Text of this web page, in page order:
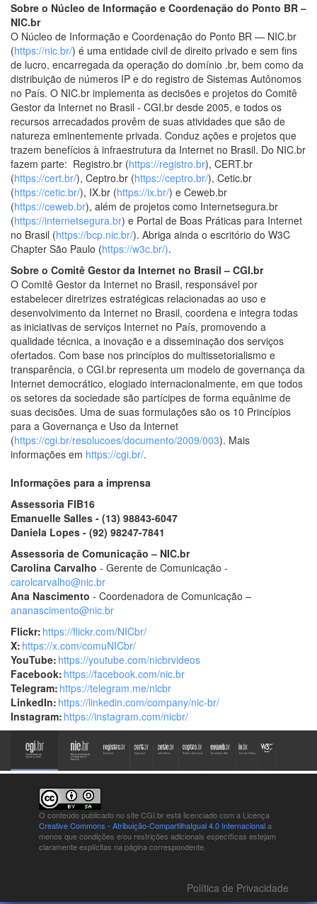
Sobre o Núcleo de Informação e Coordenação do Ponto BR –
NIC.br
O Núcleo de Informação e Coordenação do Ponto BR — NIC.br
(https://nic.br/) é uma entidade civil de direito privado e sem fins
de lucro, encarregada da operação do domínio .br, bem como da
distribuição de números IP e do registro de Sistemas Autônomos
no País. O NIC.br implementa as decisões e projetos do Comitê
Gestor da Internet no Brasil - CGI.br desde 2005, e todos os
recursos arrecadados provêm de suas atividades que são de
natureza eminentemente privada. Conduz ações e projetos que
trazem benefícios à infraestrutura da Internet no Brasil. Do NIC.br
fazem parte: Registro.br (https://registro.br), CERT.br
(https://cert.br/), Ceptro.br (https://ceptro.br/), Cetic.br
(https://cetic.br/), IX.br (https://ix.br/) e Ceweb.br
(https://ceweb.br), além de projetos como Internetsegura.br
(https://internetsegura.br) e Portal de Boas Práticas para Internet
no Brasil (https://bcp.nic.br/). Abriga ainda o escritório do W3C
Chapter São Paulo (https://w3c.br/).
Sobre o Comitê Gestor da Internet no Brasil – CGI.br
O Comitê Gestor da Internet no Brasil, responsável por
estabelecer diretrizes estratégicas relacionadas ao uso e
desenvolvimento da Internet no Brasil, coordena e integra todas
as iniciativas de serviços Internet no País, promovendo a
qualidade técnica, a inovação e a disseminação dos serviços
ofertados. Com base nos princípios do multissetorialismo e
transparência, o CGI.br representa um modelo de governança da
Internet democrático, elogiado internacionalmente, em que todos
os setores da sociedade são partícipes de forma equânime de
suas decisões. Uma de suas formulações são os 10 Princípios
para a Governança e Uso da Internet
(https://cgi.br/resolucoes/documento/2009/003). Mais
informações em https://cgi.br/.
Informações para a imprensa
Assessoria FIB16
Emanuelle Salles - (13) 98843-6047
Daniela Lopes - (92) 98247-7841
Assessoria de Comunicação – NIC.br
Carolina Carvalho - Gerente de Comunicação -
carolcarvalho@nic.br
Ana Nascimento - Coordenadora de Comunicação –
ananascimento@nic.br
Flickr: https://flickr.com/NICbr/
X: https://x.com/comuNICbr/
YouTube: https://youtube.com/nicbrvideos
Facebook: https://facebook.com/nic.br
Telegram: https://telegram.me/nicbr
LinkedIn: https://linkedin.com/company/nic-br/
Instagram: https://instagram.com/nicbr/
O conteúdo publicado no site CGI.br está licenciado com a Licença
Creative Commons - Atribuição-CompartilhaIgual 4.0 Internacionala
menos que condições e/ou restrições adicionais específicas estejam
claramente explícitas na página correspondente.
Política de Privacidade